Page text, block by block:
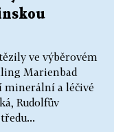
ve výběrovém
Marienbad
minerální a léčivé
Rudolfův